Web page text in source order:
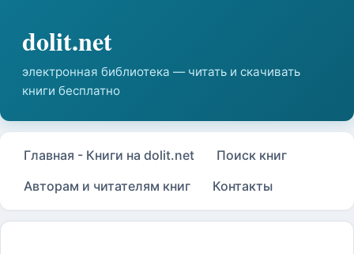
Главная - Книги на dolit.net
Поиск книг
Авторам и читателям книг
Контакты